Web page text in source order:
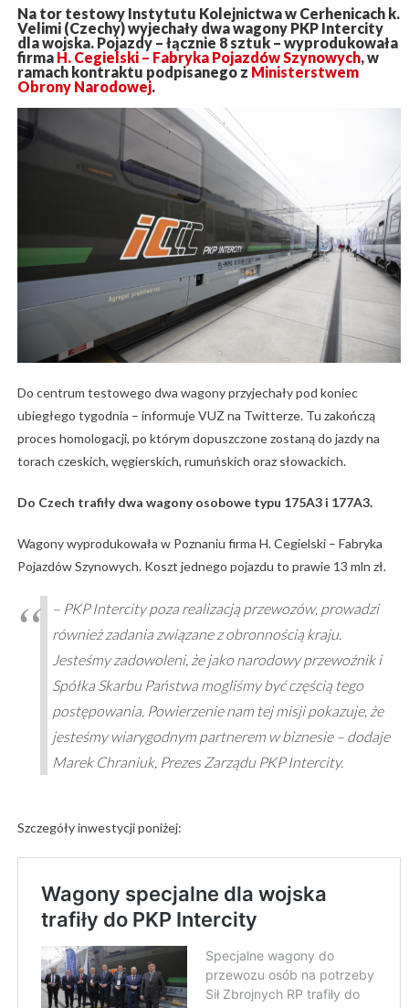
Na tor testowy Instytutu Kolejnictwa w Cerhenicach k.
Velimi (Czechy) wyjechały dwa wagony PKP Intercity
dla wojska. Pojazdy – łącznie 8 sztuk – wyprodukowała
firma H. Cegielski – Fabryka Pojazdów Szynowych, w
ramach kontraktu podpisanego z Ministerstwem
Obrony Narodowej.
Do centrum testowego dwa wagony przyjechały pod koniec
ubiegłego tygodnia – informuje VUZ na Twitterze. Tu zakończą
proces homologacji, po którym dopuszczone zostaną do jazdy na
torach czeskich, węgierskich, rumuńskich oraz słowackich.
Do Czech trafiły dwa wagony osobowe typu 175A3 i 177A3.
Wagony wyprodukowała w Poznaniu firma H. Cegielski – Fabryka
Pojazdów Szynowych. Koszt jednego pojazdu to prawie 13 mln zł.
– PKP Intercity poza realizacją przewozów, prowadzi
również zadania związane z obronnością kraju.
Jesteśmy zadowoleni, że jako narodowy przewoźnik i
Spółka Skarbu Państwa mogliśmy być częścią tego
postępowania. Powierzenie nam tej misji pokazuje, że
jesteśmy wiarygodnym partnerem w biznesie – dodaje
Marek Chraniuk, Prezes Zarządu PKP Intercity.
Szczegóły inwestycji poniżej: